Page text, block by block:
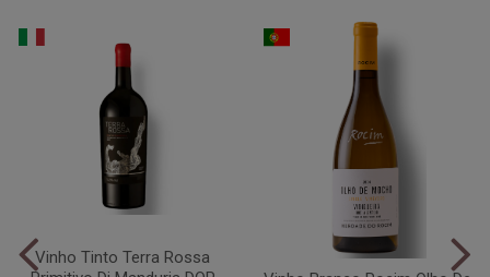
Vinho Tinto Terra Rossa